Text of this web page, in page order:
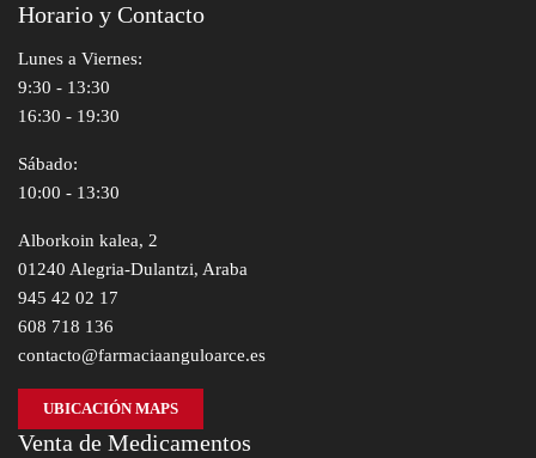
Horario y Contacto
Lunes a Viernes:
9:30 - 13:30
16:30 - 19:30
Sábado:
10:00 - 13:30
Alborkoin kalea, 2
01240 Alegria-Dulantzi, Araba
945 42 02 17
608 718 136
contacto@farmaciaanguloarce.es
UBICACIÓN MAPS
Venta de Medicamentos